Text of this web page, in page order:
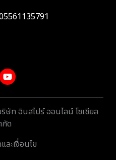
ท อินสไปร์ ออนไลน์ โซเชียล
กัด
ละเงื่อนไข